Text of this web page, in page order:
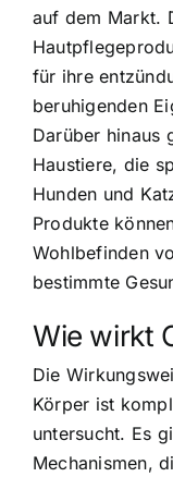
auf dem Markt.
für ihre
beruhigenden
Darüber hinaus
Haustiere, die
Hunden und
Produkte
Wohlbefinden
bestimmte
Wie wirkt
Die
Körper ist
untersucht. Es
Mechanismen,